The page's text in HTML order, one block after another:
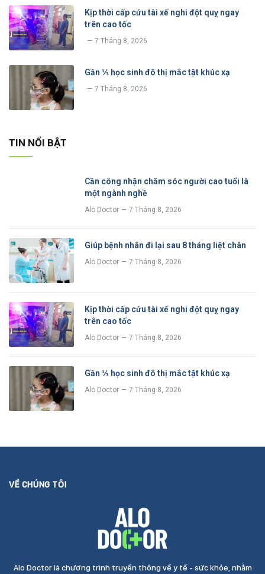
Kịp thời cấp cứu tài xế nghi đột quỵ ngay
trên cao tốc
7 Tháng 8, 2026
Gần ⅓ học sinh đô thị mắc tật khúc xạ
7 Tháng 8, 2026
TIN NỔI BẬT
Cần công nhận chăm sóc người cao tuổi là
một ngành nghề
Alo Doctor 7 Tháng 8, 2026
Giúp bệnh nhân đi lại sau 8 tháng liệt chân
Alo Doctor 7 Tháng 8, 2026
Kịp thời cấp cứu tài xế nghi đột quỵ ngay
trên cao tốc
Alo Doctor 7 Tháng 8, 2026
Gần ⅓ học sinh đô thị mắc tật khúc xạ
Alo Doctor 7 Tháng 8, 2026
VỀ CHÚNG TÔI
Alo Doctor là chương trình truyền thông về y tế - sức khỏe, nhằm